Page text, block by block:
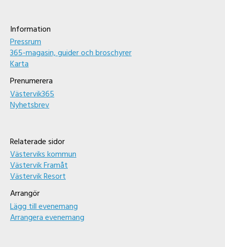
Information
Pressrum
365-magasin, guider och broschyrer
Karta
Prenumerera
Västervik365
Nyhetsbrev
Relaterade sidor
Västerviks kommun
Västervik Framåt
Västervik Resort
Arrangör
Lägg till evenemang
Arrangera evenemang